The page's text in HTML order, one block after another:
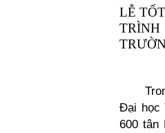
LỄ
TRÌNH
Đại học
600